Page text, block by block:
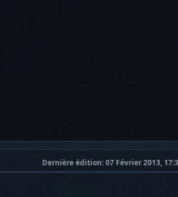
Dernière édition: 07 Février 2013,